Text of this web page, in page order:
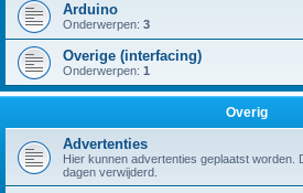
Arduino
Onderwerpen: 3
Overige (interfacing)
Onderwerpen: 1
Overig
Advertenties
Hier kunnen advertenties geplaatst worden.
dagen verwijderd.